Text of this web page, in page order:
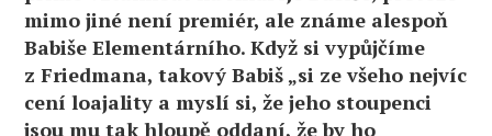
mimo jiné není premiér, ale známe alespoň
Babiše Elementárního. Když si vypůjčíme
z Friedmana, takový Babiš „si ze všeho nejvíc
cení loajality a myslí si, že jeho stoupenci
jsou mu tak hloupě oddaní, že by ho